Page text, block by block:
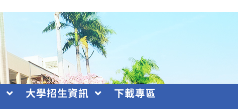
大學招生資訊 下載專區